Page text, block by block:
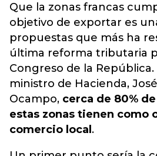
Que la zonas francas
objetivo de exportar es
propuestas que más ha
última reforma tributaria
Congreso de la República.
ministro de Hacienda,
Ocampo, cerca de 80%
estas zonas tienen como
comercio local .